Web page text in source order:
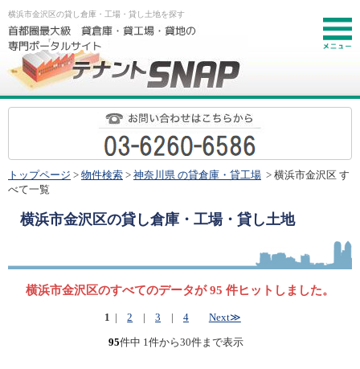
横浜市金沢区の貸し倉庫・工場・貸し土地を探す
トップページ > 物件検索 > 神奈川県 の貸倉庫・貸工場 > 横浜市金沢区 す
べて一覧
横浜市金沢区の貸し倉庫・工場・貸し土地
横浜市金沢区のすべてのデータが 95 件ヒットしました。
1 2 3 4 Next≫
95件中 1件から30件まで表示